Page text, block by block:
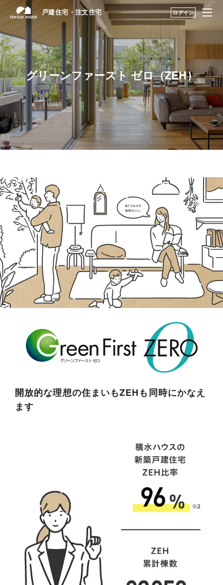
戸建住宅・注文住宅 ログイン
戸建住宅・注文住宅
はじめての家づくり
展示場・土地をさが
す
建築実例・アイデア
を見つける
構法・性能を知る
My STAGE
life knit design
カタログ・動画ライ
ブラリー
お問い合わせ
ご相談
構法・性能を知る TOP
構法（木造・鉄骨）を知る
性能を知る
住まいの性能評価制度
環境と共生する
グリーンファースト ゼロ
（ZEH）
「5本の樹」計画
木材調達ガイドライン
エコ・ファーストパーク
グリーンファースト ゼロ（ZEH）
開放的な理想の住まいもZEHも同時にかなえ
ます